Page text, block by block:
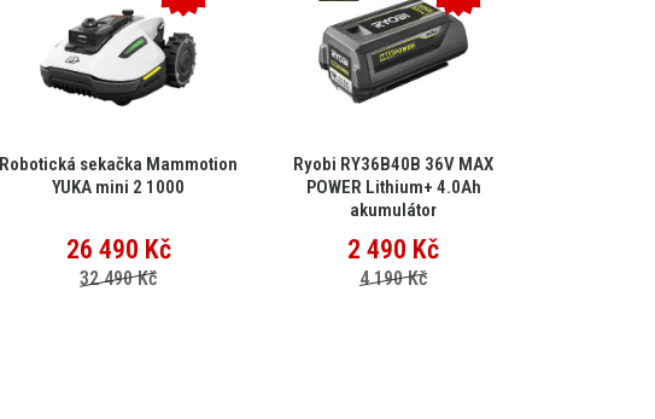
Robotická sekačka Mammotion
YUKA mini 2 1000
26 490 Kč
32 490 Kč
Ryobi RY36B40B 36V MAX
POWER Lithium+ 4.0Ah
akumulátor
2 490 Kč
4 190 Kč